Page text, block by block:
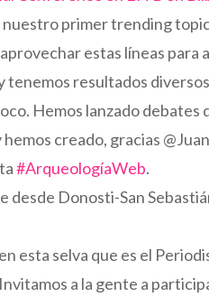
nuestro primer trending
estas líneas para
resultados
Hemos lanzado
creado, gracias
#ArqueologíaWeb.
desde Donosti-San
esta selva que es el
a la gente a